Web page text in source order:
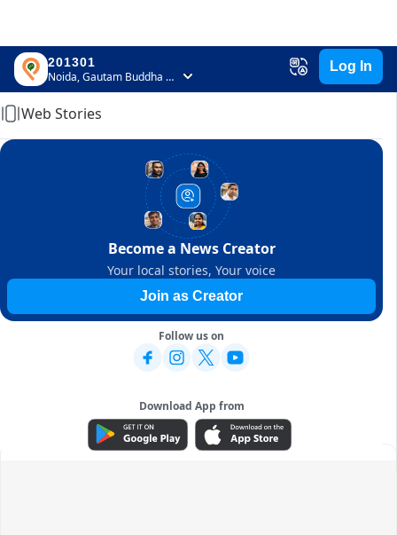
201301
Noida, Gautam Buddha Nagar, Uttar Pradesh
Log In
Home
Web Stories
Become a News Creator
Your local stories, Your voice
Join as Creator
Follow us on
Download App from
ADVERTISEMENT